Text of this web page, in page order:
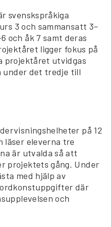
svenskspråkiga
3 och sammansatt 3–
och åk 7 samt deras
ligger fokus på
projektåret utvidgas
under det tredje till
på 12
läser eleverna tre
är utvalda så att
projektets gång. Under
med hjälp av
där
och